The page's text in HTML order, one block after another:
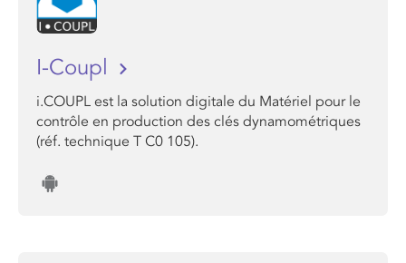
I-Coupl
i.COUPL est la solution digitale du Matériel pour le
contrôle en production des clés dynamométriques
(réf. technique T C0 105).